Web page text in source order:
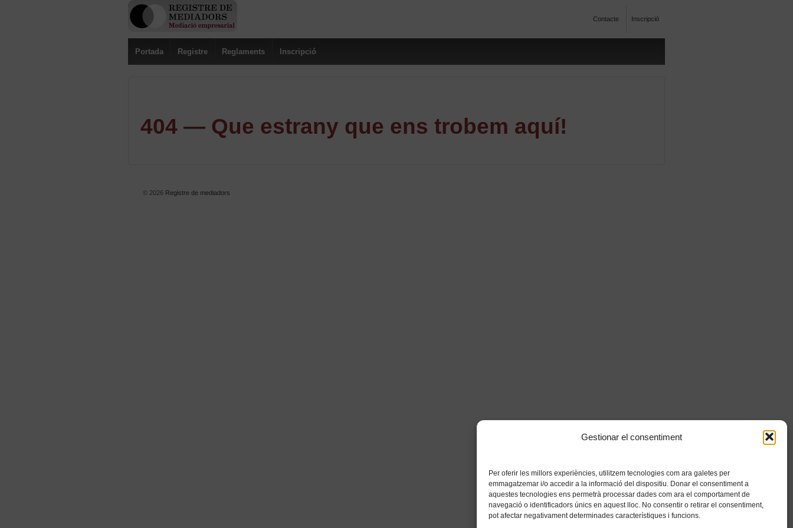
Gestionar el consentiment
Per oferir les millors experiències, utilitzem tecnologies com ara galetes per
emmagatzemar i/o accedir a la informació del dispositiu. Donar el consentiment a
aquestes tecnologies ens permetrà processar dades com ara el comportament de
navegació o identificadors únics en aquest lloc. No consentir o retirar el consentiment,
pot afectar negativament determinades característiques i funcions.
Contacte Inscripció
Portada Registre Reglaments Inscripció
404 — Que estrany que ens trobem aquí!
© 2026 Registre de mediadors